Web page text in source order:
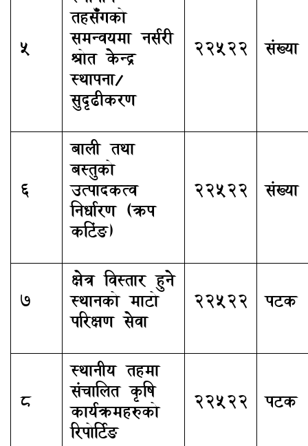
5
तहसँगको
समन्वयमा नर्सरी
श्रोत केन्द्र
स्थापना/
सुदृढीकरण
22522 संख्या
6
बाली तथा
बस्तुको
उत्पादकत्व
निर्धारण (क्रप
कटिंङ)
22522 संख्या
7
क्षेत्र विस्तार हुने
स्थानको माटो
परिक्षण सेवा
22522 पटक
8
स्थानीय तहमा
संचालित कृषि
कार्यक्रमहरुको
रिपोर्टिङ
22522 पटक